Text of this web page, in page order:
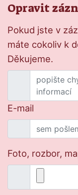
Opravit
Pokud jste v
máte cokoliv k
Děkujeme.
E-mail
Foto, rozbor,